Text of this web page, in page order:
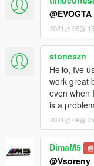
@EVOGTA
2021년 09월
stoneszn
Hello, Ive
work great
even when
is a
2021년 09월
DimaM5 밴
@Vsoreny